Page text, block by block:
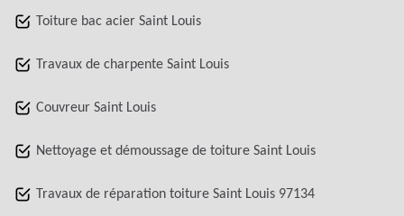
Toiture bac acier Saint Louis
Travaux de charpente Saint Louis
Couvreur Saint Louis
Nettoyage et démoussage de toiture Saint Louis
Travaux de réparation toiture Saint Louis 97134